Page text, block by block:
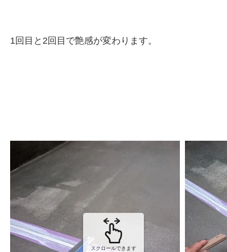
1回目と2回目で艶感が変わります。
スクロールできます